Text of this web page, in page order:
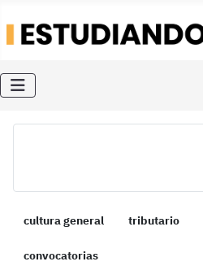
cultura general tributario
convocatorias